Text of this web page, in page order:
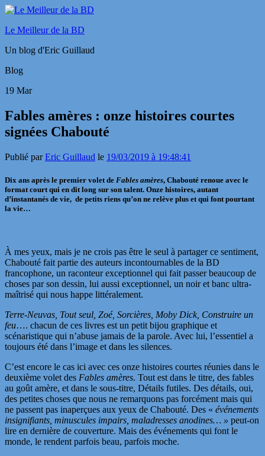
Le Meilleur de la BD
Un blog d'Eric Guillaud
Blog
19 Mar
Fables amères : onze histoires courtes
signées Chabouté
Publié parEric Guillaud le 19/03/2019 à 19:48:41
Dix ans après le premier volet de Fables amères, Chabouté renoue avec le
format court qui en dit long sur son talent. Onze histoires, autant
d’instantanés de vie, de petits riens qu’on ne relève plus et qui font pourtant
la vie…
À mes yeux, mais je ne crois pas être le seul à partager ce sentiment,
Chabouté fait partie des auteurs incontournables de la BD
francophone, un raconteur exceptionnel qui fait passer beaucoup de
choses par son dessin, lui aussi exceptionnel, un noir et banc ultra-
maîtrisé qui nous happe littéralement.
Terre-Neuvas, Tout seul, Zoé, Sorcières, Moby Dick, Construire un
feu…. chacun de ces livres est un petit bijou graphique et
scénaristique qui n’abuse jamais de la parole. Avec lui, l’essentiel a
toujours été dans l’image et dans les silences.
C’est encore le cas ici avec ces onze histoires courtes réunies dans le
deuxième volet des Fables amères. Tout est dans le titre, des fables
au goût amère, et dans le sous-titre, Détails futiles. Des détails, oui,
des petites choses que nous ne remarquons pas forcément mais qui
ne passent pas inaperçues aux yeux de Chabouté. Des « événements
insignifiants, minuscules impairs, maladresses anodines… » peut-on
lire en dernière de couverture. Mais des événements qui font le
monde, le rendent parfois beau, parfois moche.